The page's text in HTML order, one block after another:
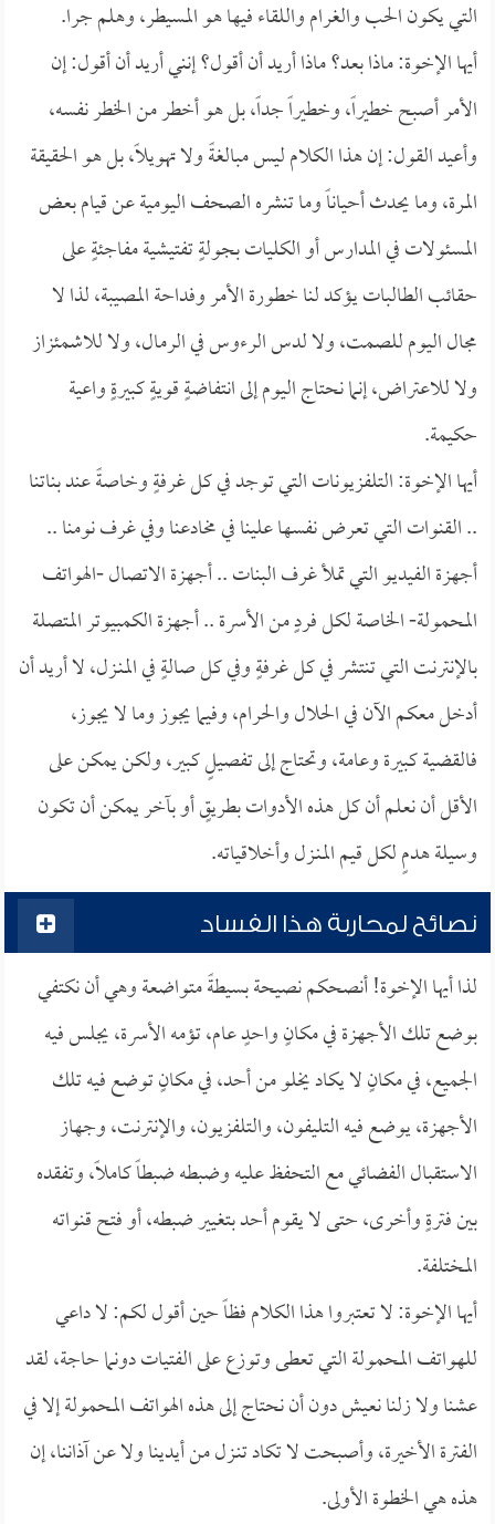
التي يكون الحب والغرام واللقاء فيها هو المسيطر، وهلم جرا.
أيها الإخوة: ماذا بعد؟ ماذا أريد أن أقول؟ إنني أريد أن أقول: إن
الأمر أصبح خطيراً، وخطيراً جداً، بل هو أخطر من الخطر نفسه،
وأعيد القول: إن هذا الكلام ليس مبالغةً ولا تهويلاً، بل هو الحقيقة
المرة، وما يحدث أحياناً وما تنشره الصحف اليومية عن قيام بعض
المسئولات في المدارس أو الكليات بجولةٍ تفتيشية مفاجئةٍ على
حقائب الطالبات يؤكد لنا خطورة الأمر وفداحة المصيبة، لذا لا
مجال اليوم للصمت، ولا لدس الرءوس في الرمال، ولا للاشمئزاز
ولا للاعتراض، إنما نحتاج اليوم إلى انتفاضةٍ قويةٍ كبيرةٍ واعية
حكيمة.
أيها الإخوة: التلفزيونات التي توجد في كل غرفةٍ وخاصةً عند بناتنا
.. القنوات التي تعرض نفسها علينا في مخادعنا وفي غرف نومنا ..
أجهزة الفيديو التي تملأ غرف البنات .. أجهزة الاتصال -الهواتف
المحمولة- الخاصة لكل فردٍ من الأسرة .. أجهزة الكمبيوتر المتصلة
بالإنترنت التي تنتشر في كل غرفةٍ وفي كل صالةٍ في المنـزل، لا أريد أن
أدخل معكم الآن في الحلال والحرام، وفيما يجوز وما لا يجوز،
فالقضية كبيرة وعامة، وتحتاج إلى تفصيلٍ كبير، ولكن يمكن على
الأقل أن نعلم أن كل هذه الأدوات بطريقٍ أو بآخر يمكن أن تكون
وسيلة هدمٍ لكل قيم المنـزل وأخلاقياته.
نصائح لمحاربة هذا الفساد
لذا أيها الإخوة! أنصحكم نصيحة بسيطةً متواضعة وهي أن نكتفي
بوضع تلك الأجهزة في مكانٍ واحدٍ عام، تؤمه الأسرة، يجلس فيه
الجميع، في مكانٍ لا يكاد يخلو من أحد، في مكانٍ توضع فيه تلك
الأجهزة، يوضع فيه التليفون، والتلفزيون، والإنترنت، وجهاز
الاستقبال الفضائي مع التحفظ عليه وضبطه ضبطاً كاملاً، وتفقده
بين فترةٍ وأخرى، حتى لا يقوم أحد بتغيير ضبطه، أو فتح قنواته
المختلفة.
أيها الإخوة: لا تعتبروا هذا الكلام فظاً حين أقول لكم: لا داعي
للهواتف المحمولة التي تعطى وتوزع على الفتيات دونما حاجة، لقد
عشنا ولا زلنا نعيش دون أن نحتاج إلى هذه الهواتف المحمولة إلا في
الفترة الأخيرة، وأصبحت لا تكاد تنـزل من أيدينا ولا عن آذاننا، إن
هذه هي الخطوة الأولى.